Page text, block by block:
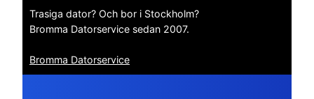
Trasiga dator? Och bor i Stockholm?
Bromma Datorservice sedan 2007.
Bromma Datorservice